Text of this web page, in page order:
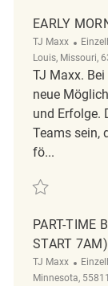
EARLY
TJ Maxx
Louis, Missouri,
TJ Maxx.
neue
und Erfolge.
Teams sein,
fö...
Retten Early
PART-TIME
START 7AM)
TJ Maxx
Minnesota, 55811